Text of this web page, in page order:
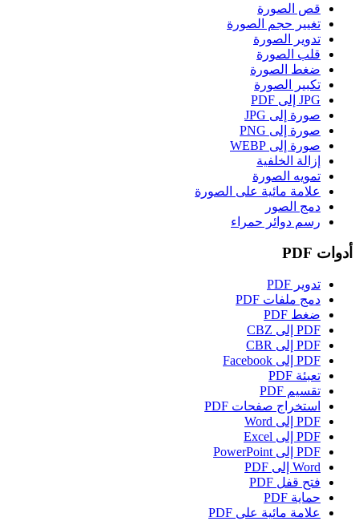
قص الصورة
تغيير حجم الصورة
تدوير الصورة
قلب الصورة
ضغط الصورة
تكبير الصورة
JPG إلى PDF
صورة إلى JPG
صورة إلى PNG
صورة إلى WEBP
إزالة الخلفية
تمويه الصورة
علامة مائية على الصورة
دمج الصور
رسم دوائر حمراء
أدوات PDF
تدوير PDF
دمج ملفات PDF
ضغط PDF
PDF إلى CBZ
PDF إلى CBR
PDF إلى Facebook
تعبئة PDF
تقسيم PDF
استخراج صفحات PDF
PDF إلى Word
PDF إلى Excel
PDF إلى PowerPoint
Word إلى PDF
فتح قفل PDF
حماية PDF
علامة مائية على PDF